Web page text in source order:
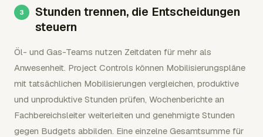
Stunden trennen, die Entscheidungen
steuern
Öl- und Gas-Teams nutzen Zeitdaten für mehr als
Anwesenheit. Project Controls können Mobilisierungspläne
mit tatsächlichen Mobilisierungen vergleichen, produktive
und unproduktive Stunden prüfen, Wochenberichte an
Fachbereichsleiter weiterleiten und genehmigte Stunden
gegen Budgets abbilden. Eine einzelne Gesamtsumme für